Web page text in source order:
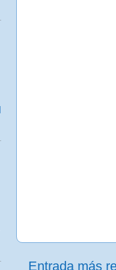
Entrada más